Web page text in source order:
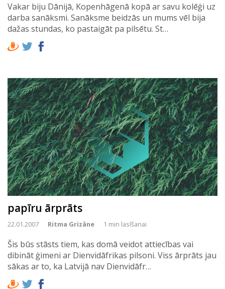
Vakar biju Dānijā, Kopenhāgenā kopā ar savu kolēģi uz
darba sanāksmi. Sanāksme beidzās un mums vēl bija
dažas stundas, ko pastaigāt pa pilsētu. St…
papīru ārprāts
22.01.2007 Ritma Grizāne 1 min lasīšanai
Šis būs stāsts tiem, kas domā veidot attiecības vai
dibināt ģimeni ar Dienvidāfrikas pilsoni. Viss ārprāts jau
sākas ar to, ka Latvijā nav Dienvidāfr…